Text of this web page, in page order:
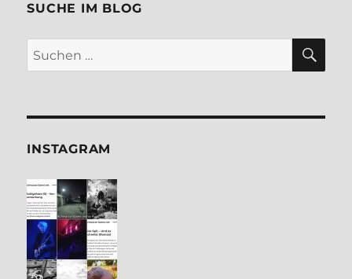
SUCHE IM BLOG
Suchen
nach:
INSTA­GRAM